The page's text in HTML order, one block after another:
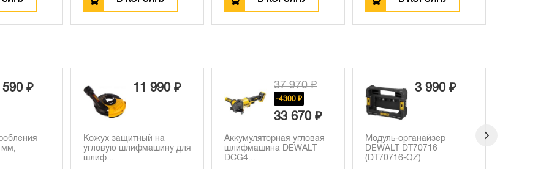
590 ₽ 11 990 ₽
Кожух защитный на
угловую шлифмашину для
шлиф...
37 970 ₽
-4300 ₽
33 670 ₽
Аккумуляторная угловая
шлифмашина DEWALT
DCG4...
3 990 ₽
Модуль-органайзер
DEWALT DT70716
(DT70716-QZ)